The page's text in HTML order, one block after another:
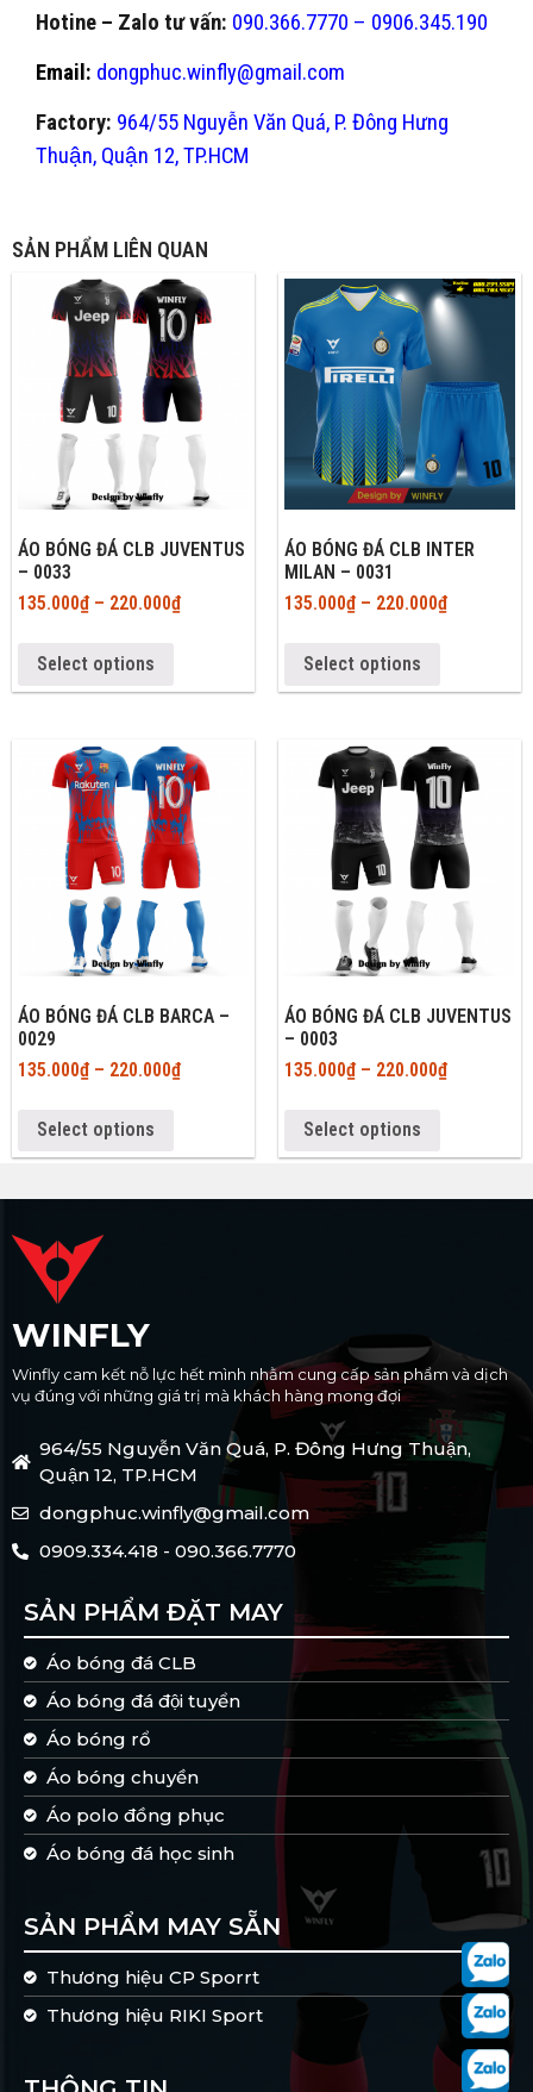
Hotine – Zalo tư vấn: 090.366.7770 – 0906.345.190
Email: dongphuc.winfly@gmail.com
Factory: 964/55 Nguyễn Văn Quá, P. Đông Hưng
Thuận, Quận 12, TP.HCM
SẢN PHẨM LIÊN QUAN
ÁO BÓNG ĐÁ CLB JUVENTUS
– 0033
135.000₫– 220.000₫
Select options
ÁO BÓNG ĐÁ CLB INTER
MILAN – 0031
135.000₫– 220.000₫
Select options
ÁO BÓNG ĐÁ CLB BARCA –
0029
135.000₫– 220.000₫
Select options
ÁO BÓNG ĐÁ CLB JUVENTUS
– 0003
135.000₫– 220.000₫
Select options
WINFLY
Winfly cam kết nỗ lực hết mình nhằm cung cấp sản phẩm và dịch
vụ đúng với những giá trị mà khách hàng mong đợi
964/55 Nguyễn Văn Quá, P. Đông Hưng Thuận,
Quận 12, TP.HCM
dongphuc.winfly@gmail.com
0909.334.418 - 090.366.7770
SẢN PHẨM ĐẶT MAY
Áo bóng đá CLB
Áo bóng đá đội tuyển
Áo bóng rổ
Áo bóng chuyền
Áo polo đồng phục
Áo bóng đá học sinh
SẢN PHẨM MAY SẴN
Thương hiệu CP Sporrt
Thương hiệu RIKI Sport